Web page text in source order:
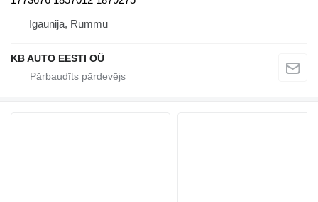
Igaunija, Rummu
KB AUTO EESTI OÜ